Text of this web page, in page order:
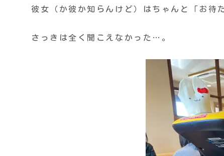
彼女（か彼か知らんけど）はちゃんと「お待
さっきは全く聞こえなかった…。